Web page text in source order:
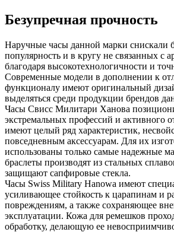
Безупречная прочность
Наручные часы данной марки снискали
популярность и в кругу не связанных с
благодаря высокотехнологичности и
Современные модели в дополнении к
функционалу имеют оригинальный
выделяться среди продукции брендов
Часы Свисс Милитари Ханова
экстремальных профессий и активного
имеют целый ряд характеристик,
повседневным аксессуарам. Для их
использованы только самые надежные
браслеты производят из стальных
защищают сапфировые стекла.
Часы Swiss Military Hanowa имеют
усиливающее стойкость к царапинам и
повреждениям, а также сохраняющее
эксплуатации. Кожа для ремешков
обработку, делающую ее